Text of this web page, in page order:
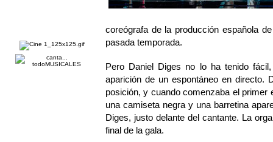
coreógrafa de la producción española
pasada temporada.
Pero Daniel Diges no lo ha tenido
aparición de un espontáneo en directo.
posición, y cuando comenzaba el primer
una camiseta negra y una barretina
Diges, justo delante del cantante. La
final de la gala.